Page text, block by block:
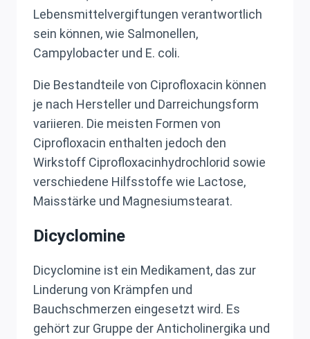
Lebensmittelvergiftungen verantwortlich
sein können, wie Salmonellen,
Campylobacter und E. coli.
Die Bestandteile von Ciprofloxacin können
je nach Hersteller und Darreichungsform
variieren. Die meisten Formen von
Ciprofloxacin enthalten jedoch den
Wirkstoff Ciprofloxacinhydrochlorid sowie
verschiedene Hilfsstoffe wie Lactose,
Maisstärke und Magnesiumstearat.
Dicyclomine
Dicyclomine ist ein Medikament, das zur
Linderung von Krämpfen und
Bauchschmerzen eingesetzt wird. Es
gehört zur Gruppe der Anticholinergika und